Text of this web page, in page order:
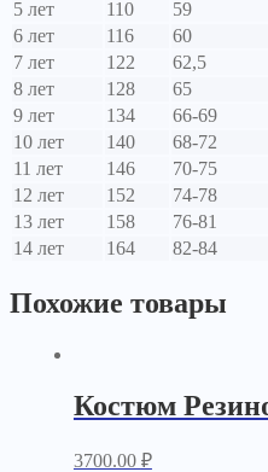
5 лет
110 59
6 лет
116 60
7 лет
122 62,5
8 лет
128 65
9 лет
134 66-69
10 лет
140 68-72
11 лет
146 70-75
12 лет
152 74-78
13 лет
158 76-81
14 лет
164 82-84
Похожие товары
Костюм
3700.00 ₽